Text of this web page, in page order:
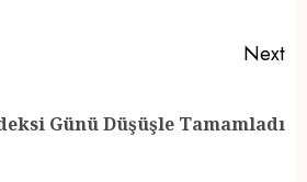
Next
Günü Düşüşle Tamamladı